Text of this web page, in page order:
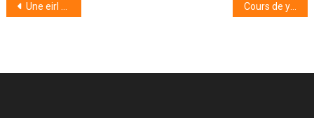
Navigation
Une eirl possède-t-elle un extrait de k bis ? Cours de yoga Marseille : notre guide complet 2021